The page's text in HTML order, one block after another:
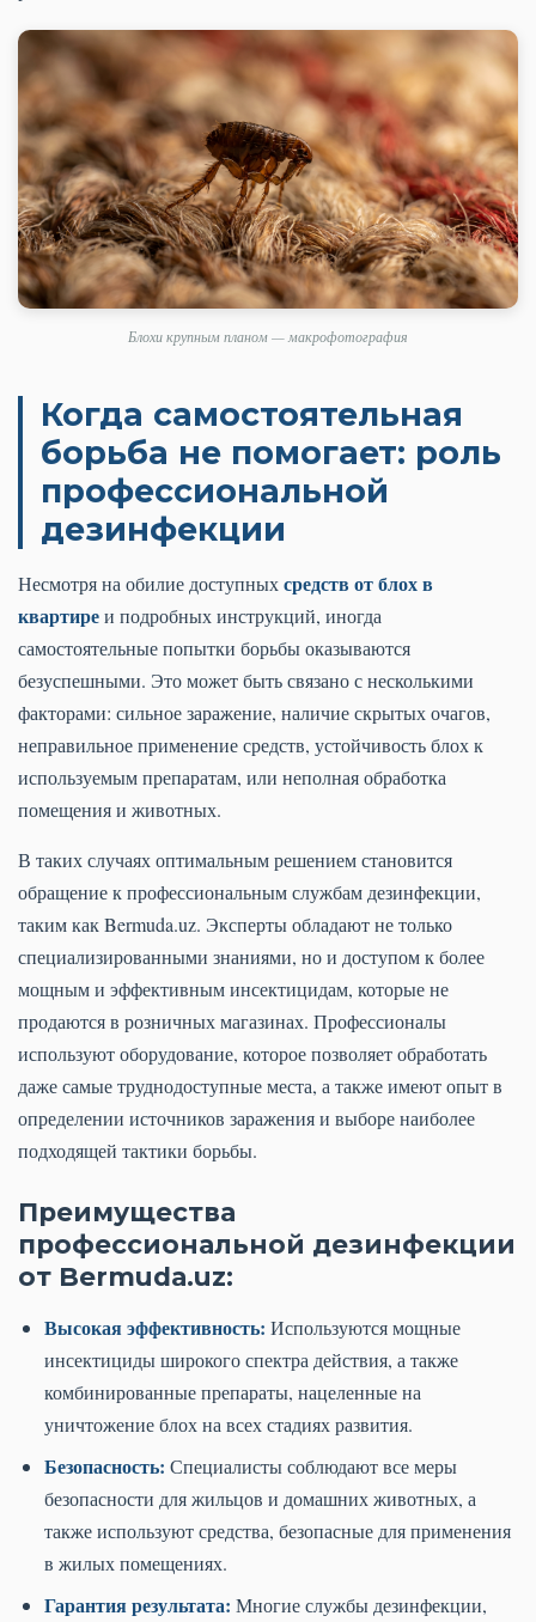
Блохи крупным планом — макрофотография
Когда самостоятельная
борьба не помогает: роль
профессиональной
дезинфекции
Несмотря на обилие доступныхсредств от блох в
квартиреи подробных инструкций, иногда
самостоятельные попытки борьбы оказываются
безуспешными. Это может быть связано с несколькими
факторами: сильное заражение, наличие скрытых очагов,
неправильное применение средств, устойчивость блох к
используемым препаратам, или неполная обработка
помещения и животных.
В таких случаях оптимальным решением становится
обращение к профессиональным службам дезинфекции,
таким как Bermuda.uz. Эксперты обладают не только
специализированными знаниями, но и доступом к более
мощным и эффективным инсектицидам, которые не
продаются в розничных магазинах. Профессионалы
используют оборудование, которое позволяет обработать
даже самые труднодоступные места, а также имеют опыт в
определении источников заражения и выборе наиболее
подходящей тактики борьбы.
Преимущества
профессиональной дезинфекции
от Bermuda.uz:
Высокая эффективность: Используются мощные
инсектициды широкого спектра действия, а также
комбинированные препараты, нацеленные на
уничтожение блох на всех стадиях развития.
Безопасность: Специалисты соблюдают все меры
безопасности для жильцов и домашних животных, а
также используют средства, безопасные для применения
в жилых помещениях.
Гарантия результата: Многие службы дезинфекции,